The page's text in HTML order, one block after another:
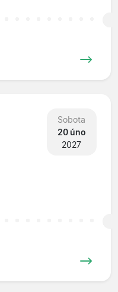
Sobota
20 úno
2027